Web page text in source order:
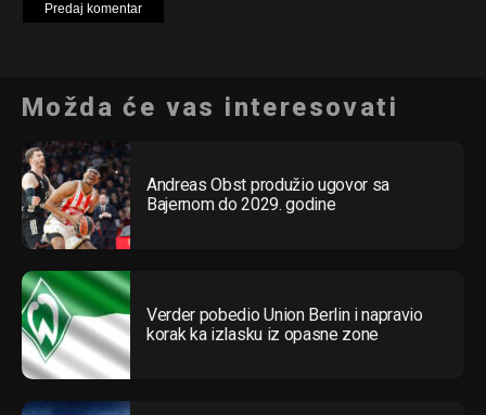
Možda će vas interesovati
Andreas Obst produžio ugovor sa
Bajernom do 2029. godine
Verder pobedio Union Berlin i napravio
korak ka izlasku iz opasne zone